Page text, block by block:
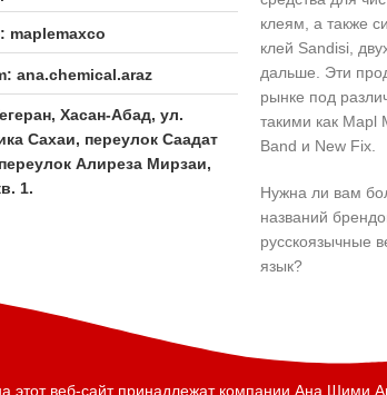
maplemaxco
ana.chemical.araz
Хасан-Абад, ул.
Сахаи, переулок Саадат
Алиреза Мирзаи,
1.
клеям, а также
клей Sandisi,
дальше. Эти
рынке под
такими как Mapl
Band и New Fix.
Нужна ли вам
названий
русскоязычные
язык?
веб-сайт принадлежат компании Ана Шими